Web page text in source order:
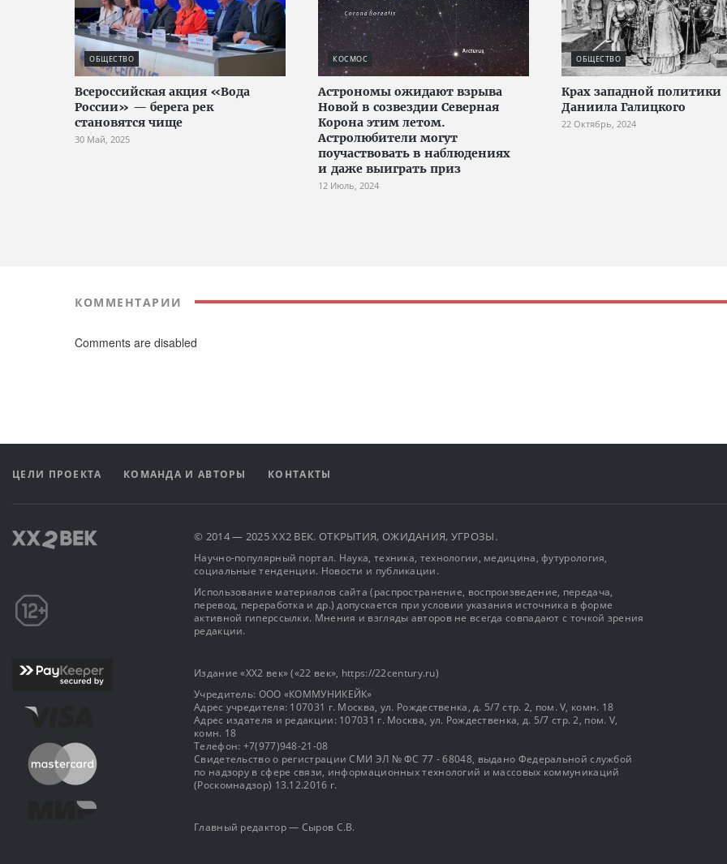
ОБЩЕСТВО
Всероссийская акция «Вода
России» — берега рек
становятся чище
30 Май, 2025
КОСМОС
Астрономы ожидают взрыва
Новой в созвездии Северная
Корона этим летом.
Астролюбители могут
поучаствовать в наблюдениях
и даже выиграть приз
12 Июль, 2024
ОБЩЕСТВО
Крах западной политики
Даниила Галицкого
22 Октябрь, 2024
КОММЕНТАРИИ
Comments are disabled
ЦЕЛИ ПРОЕКТА КОМАНДА И АВТОРЫ КОНТАКТЫ
© 2014 — 2025 XX2 ВЕК. ОТКРЫТИЯ, ОЖИДАНИЯ, УГРОЗЫ.
Научно-популярный портал. Наука, техника, технологии, медицина, футурология,
социальные тенденции. Новости и публикации.
Использование материалов сайта (распространение, воспроизведение, передача,
перевод, переработка и др.) допускается при условии указания источника в форме
активной гиперссылки. Мнения и взгляды авторов не всегда совпадают с точкой зрения
редакции.
Издание «XX2 век» («22 век», https://22century.ru)
Учредитель: OOO «КОММУНИКЕЙК»
Адрес учредителя: 107031 г. Москва, ул. Рождественка, д. 5/7 стр. 2, пом. V, комн. 18
Адрес издателя и редакции: 107031 г. Москва, ул. Рождественка, д. 5/7 стр. 2, пом. V,
комн. 18
Телефон: +7(977)948-21-08
Свидетельство о регистрации СМИ ЭЛ № ФС 77 - 68048, выдано Федеральной службой
по надзору в сфере связи, информационных технологий и массовых коммуникаций
(Роскомнадзор) 13.12.2016 г.
Главный редактор — Сыров С.В.